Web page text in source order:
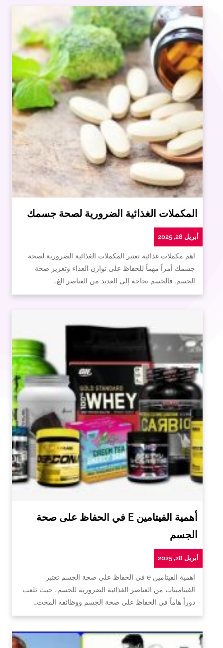
المكملات الغذائية الضرورية لصحة جسمك
أبريل 28, 2025
اهم مكملات غذائية تعتبر المكملات الغذائية الضرورية لصحة
جسمك أمراً مهماً للحفاظ على توازن الغذاء وتعزيز صحة
الجسم. فالجسم بحاجة إلى العديد من العناصر الغ…
أهمية الفيتامين E في الحفاظ على صحة
الجسم
أبريل 28, 2025
اهمية الفيتامين e في الحفاظ على صحة الجسم تعتبر
الفيتامينات من العناصر الغذائية الضرورية للجسم، حيث تلعب
دوراً هاماً في الحفاظ على صحة الجسم ووظائفه المخت…